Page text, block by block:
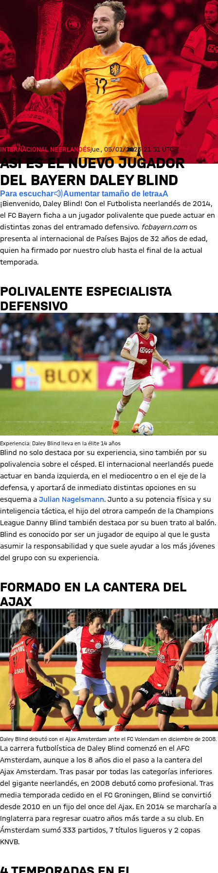
INTERNACIONAL NEERLANDÉSjue., 05/01/2023 21:51 UTC
ASÍ ES EL NUEVO JUGADOR
DEL BAYERN DALEY BLIND
Para escuchar Aumentar tamaño de letra
¡Bienvenido, Daley Blind! Con el Futbolista neerlandés de 2014,
el FC Bayern ficha a un jugador polivalente que puede actuar en
distintas zonas del entramado defensivo. fcbayern.com os
presenta al internacional de Países Bajos de 32 años de edad,
quien ha firmado por nuestro club hasta el final de la actual
temporada.
POLIVALENTE ESPECIALISTA
DEFENSIVO
Experiencia: Daley Blind lleva en la élite 14 años
Blind no solo destaca por su experiencia, sino también por su
polivalencia sobre el césped. El internacional neerlandés puede
actuar en banda izquierda, en el mediocentro o en el eje de la
defensa, y aportará de inmediato distintas opciones en su
esquema a Julian Nagelsmann. Junto a su potencia física y su
inteligencia táctica, el hijo del otrora campeón de la Champions
League Danny Blind también destaca por su buen trato al balón.
Blind es conocido por ser un jugador de equipo al que le gusta
asumir la responsabilidad y que suele ayudar a los más jóvenes
del grupo con su experiencia.
FORMADO EN LA CANTERA DEL
AJAX
Daley Blind debutó con el Ajax Amsterdam ante el FC Volendam en diciembre de 2008.
La carrera futbolística de Daley Blind comenzó en el AFC
Amsterdam, aunque a los 8 años dio el paso a la cantera del
Ajax Amsterdam. Tras pasar por todas las categorías inferiores
del gigante neerlandés, en 2008 debutó como profesional. Tras
media temporada cedido en el FC Groningen, Blind se convirtió
desde 2010 en un fijo del once del Ajax. En 2014 se marcharía a
Inglaterra para regresar cuatro años más tarde a su club. En
Ámsterdam sumó 333 partidos, 7 títulos ligueros y 2 copas
KNVB.